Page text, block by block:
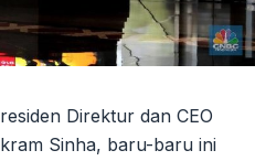
Direktur dan CEO
Sinha, baru-baru ini